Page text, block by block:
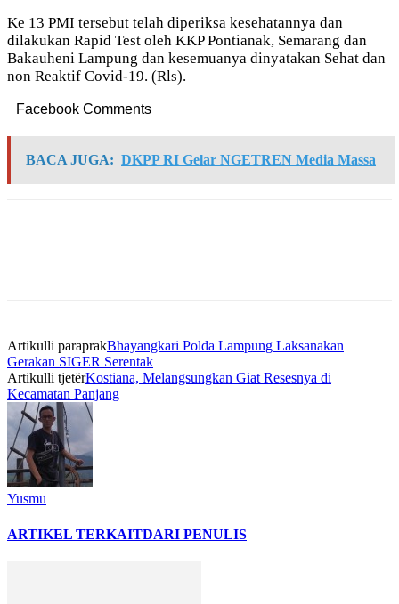
Ke 13 PMI tersebut telah diperiksa kesehatannya dan
dilakukan Rapid Test oleh KKP Pontianak, Semarang dan
Bakauheni Lampung dan kesemuanya dinyatakan Sehat dan
non Reaktif Covid-19. (Rls).
Facebook Comments
BACA JUGA: DKPP RI Gelar NGETREN Media Massa
Artikulli paraprakBhayangkari Polda Lampung Laksanakan
Gerakan SIGER Serentak
Artikulli tjetërKostiana, Melangsungkan Giat Resesnya di
Kecamatan Panjang
Yusmu
ARTIKEL TERKAITDARI PENULIS